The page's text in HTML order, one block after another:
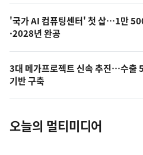
오
의
사
진
'국가 AI 컴퓨팅센터' 첫 삽…1만
·2028년 완공
3대 메가프로젝트 신속 추진…수출
기반 구축
오늘의 멀티미디어